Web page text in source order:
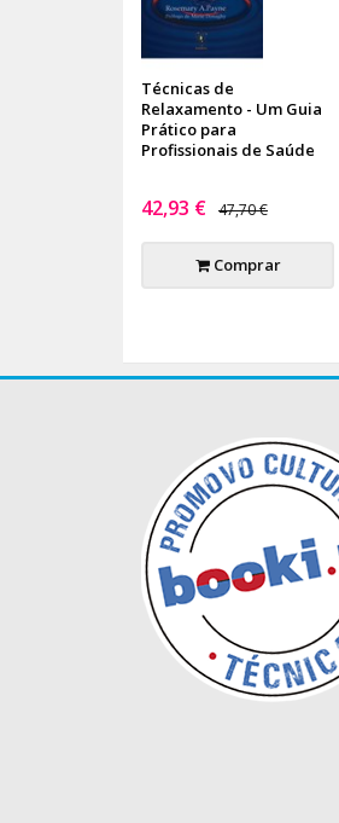
Técnicas de
Relaxamento - Um Guia
Prático para
Profissionais de Saúde
42,93 € 47,70 €
Comprar